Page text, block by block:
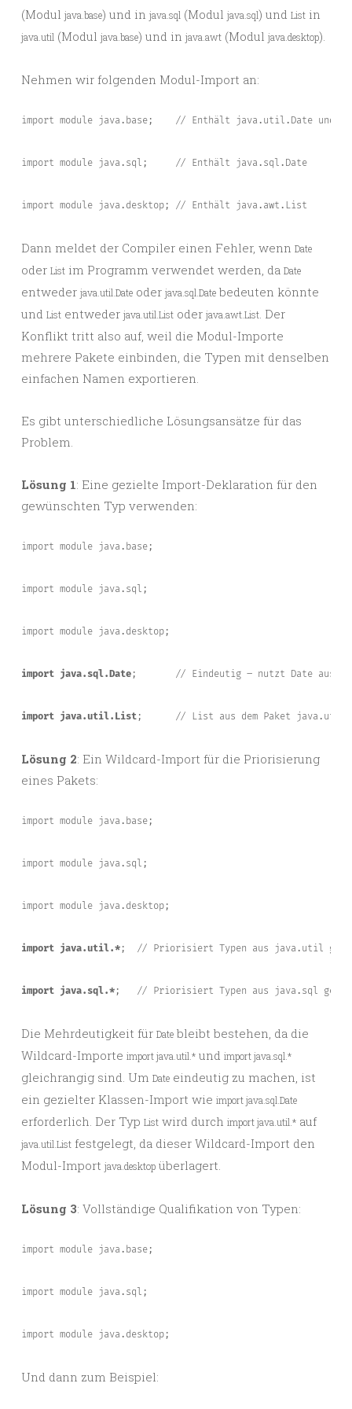
(Modul java.base) und in java.sql (Modul java.sql) und List in
java.util (Modul java.base) und in java.awt (Modul java.desktop).
Nehmen wir folgenden Modul-Import an:
import module java.base; // Enthält java.util.Date und
import module java.sql; // Enthält java.sql.Date
import module java.desktop; // Enthält java.awt.List
Dann meldet der Compiler einen Fehler, wenn Date
oder List im Programm verwendet werden, da Date
entweder java.util.Date oder java.sql.Date bedeuten könnte
und List entweder java.util.List oder java.awt.List. Der
Konflikt tritt also auf, weil die Modul-Importe
mehrere Pakete einbinden, die Typen mit denselben
einfachen Namen exportieren.
Es gibt unterschiedliche Lösungsansätze für das
Problem.
Lösung 1: Eine gezielte Import-Deklaration für den
gewünschten Typ verwenden:
import module java.base;
import module java.sql;
import module java.desktop;
import java.sql.Date ; // Eindeutig – nutzt Date aus
import java.util.List ; // List aus dem Paket java.util
Lösung 2: Ein Wildcard-Import für die Priorisierung
eines Pakets:
import module java.base;
import module java.sql;
import module java.desktop;
import java.util.* ; // Priorisiert Typen aus java.util
import java.sql.* ; // Priorisiert Typen aus java.sql
Die Mehrdeutigkeit für Date bleibt bestehen, da die
Wildcard-Importe import java.util.* und import java.sql.*
gleichrangig sind. Um Date eindeutig zu machen, ist
ein gezielter Klassen-Import wie import java.sql.Date
erforderlich. Der Typ List wird durch import java.util.* auf
java.util.List festgelegt, da dieser Wildcard-Import den
Modul-Import java.desktop überlagert.
Lösung 3: Vollständige Qualifikation von Typen:
import module java.base;
import module java.sql;
import module java.desktop;
Und dann zum Beispiel: